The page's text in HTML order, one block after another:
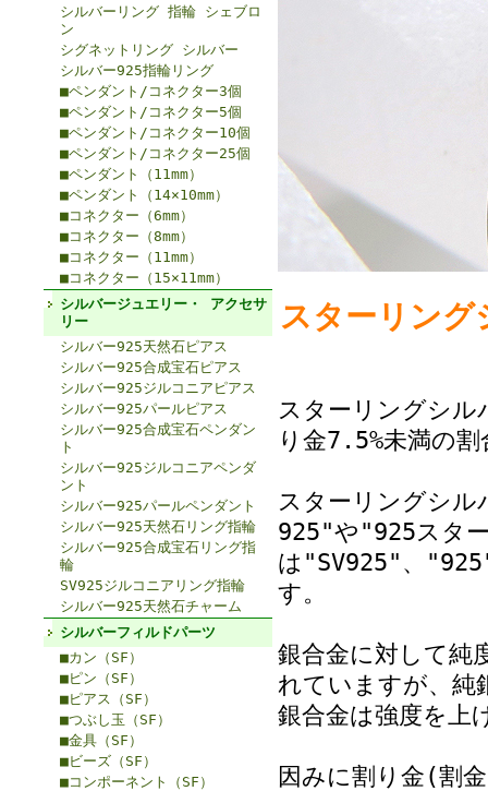
シルバーリング 指輪 シェブロ
ン
シグネットリング シルバー
シルバー925指輪リング
■ペンダント/コネクター3個
■ペンダント/コネクター5個
■ペンダント/コネクター10個
■ペンダント/コネクター25個
■ペンダント（11mm）
■ペンダント（14×10mm）
■コネクター（6mm）
■コネクター（8mm）
■コネクター（11mm）
■コネクター（15×11mm）
シルバージュエリー・ アクセサ
リー
シルバー925天然石ピアス
シルバー925合成宝石ピアス
シルバー925ジルコニアピアス
シルバー925パールピアス
シルバー925合成宝石ペンダン
ト
シルバー925ジルコニアペンダ
ント
シルバー925パールペンダント
シルバー925天然石リング指輪
シルバー925合成宝石リング指
輪
SV925ジルコニアリング指輪
シルバー925天然石チャーム
シルバーフィルドパーツ
■カン（SF）
■ピン（SF）
■ピアス（SF）
■つぶし玉（SF）
■金具（SF）
■ビーズ（SF）
■コンポーネント（SF）
スターリン
スターリングシ
り金7.5%未満の
スターリングシ
925"や"925スタ
は"SV925"、
す。
銀合金に対して
れていますが、純
銀合金は強度を上
因みに割り金(割